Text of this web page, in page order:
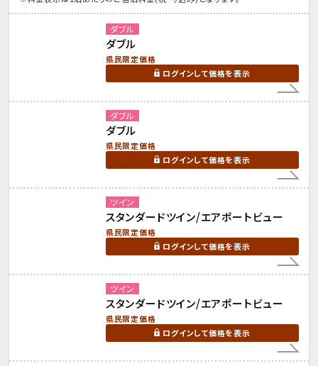
ダブル
ダブル
県民限定価格
ログインして価格を表示
ダブル
ダブル
県民限定価格
ログインして価格を表示
ツイン
スタンダードツイン/エアポートビュー
県民限定価格
ログインして価格を表示
ツイン
スタンダードツイン/エアポートビュー
県民限定価格
ログインして価格を表示